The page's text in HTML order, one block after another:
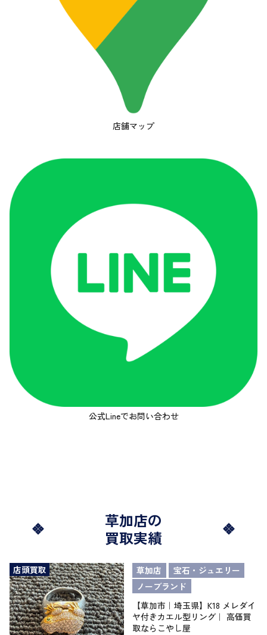
店舗マップ
公式Lineでお問い合わせ
草加店の
買取実績
店頭買取 草加店
宝石・ジュエリー
ノーブランド
【草加市｜埼玉県】K18 メレダイ
ヤ付きカエル型リング｜ 高価買
取ならこやし屋